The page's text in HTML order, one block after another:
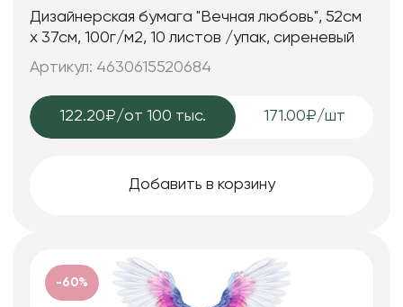
Дизайнерская бумага "Вечная любовь", 52см
х 37см, 100г/м2, 10 листов /упак, сиреневый
Артикул: 4630615520684
122.20₽/от 100 тыс. 171.00₽/шт
Добавить в корзину
-60%